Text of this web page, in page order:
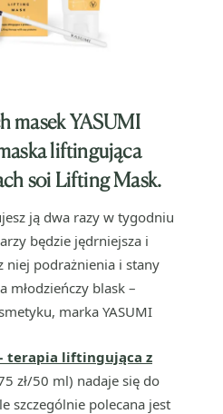
masek YASUMI
liftingująca
soi Lifting Mask.
ją dwa razy w tygodniu
będzie jędrniejsza i
niej podrażnienia i stany
młodzieńczy blask –
marka YASUMI
terapia liftingująca z
zł/50 ml) nadaje się do
szczególnie polecana jest